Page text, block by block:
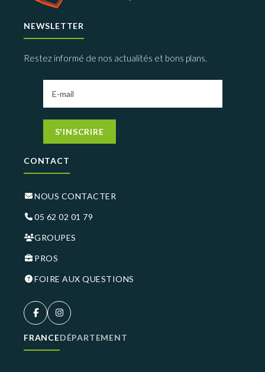
NEWSLETTER
Restez informé de nos actualités et bons plans.
S'INSCRIRE
CONTACT
NOUS CONTACTER
05 62 02 01 79
GROUPES
PROS
FOIRE AUX QUESTIONS
FRANCEDÉPARTEMENT